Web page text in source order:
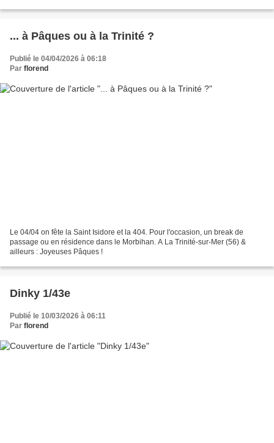
... à Pâques ou à la Trinité ?
Publié le 04/04/2026 à 06:18
Par florend
Le 04/04 on fête la Saint Isidore et la 404. Pour l'occasion, un break de
passage ou en résidence dans le Morbihan. A La Trinité-sur-Mer (56) &
ailleurs : Joyeuses Pâques !
Dinky 1/43e
Publié le 10/03/2026 à 06:11
Par florend